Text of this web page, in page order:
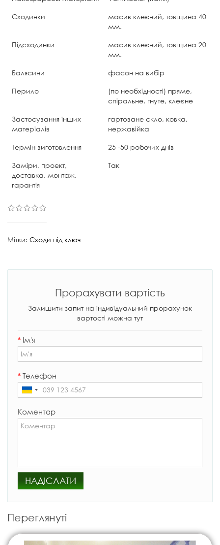
Сходинки
масив клеєний, товщина 40
мм.
Підсходинки
масив клеєний, товщина 20
мм.
Балясини
фасон на вибір
Перило
(по необхідності) пряме,
спіральне, гнуте, клеєне
Застосування інших
матеріалів
гартоване скло, ковка,
нержавійка
Термін виготовлення
25 -50 робочих днів
Заміри, проект,
доставка, монтаж,
гарантія
Так
Мітки: Сходи під ключ
Прорахувати вартість
Залишити запит на індивідуальний прорахунок
вартості можна тут
* Ім'я
* Телефон
Коментар
НАДІСЛАТИ
Переглянуті